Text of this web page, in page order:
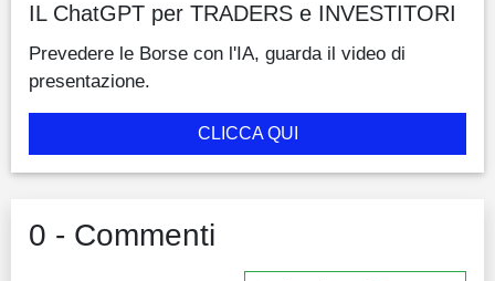
IL ChatGPT per TRADERS e INVESTITORI
Prevedere le Borse con l'IA, guarda il video di
presentazione.
CLICCA QUI
0 - Commenti